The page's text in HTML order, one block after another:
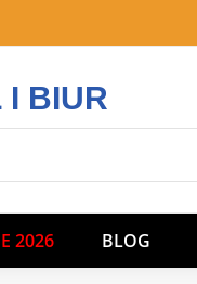
I BIUR
2026 BLOG